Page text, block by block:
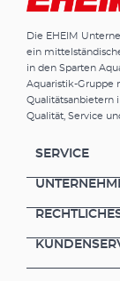
Die EHEIM
ein
in den Sparten
Aquaristik-Gruppe
Qualität, Service
SERVICE